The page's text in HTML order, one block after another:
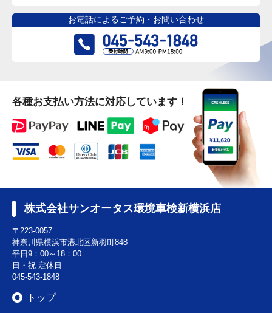
お電話によるご予約・お問い合わせ
各種お支払い方法に対応しています！
株式会社サンオータス環境車検新横浜店
〒223-0057
神奈川県横浜市港北区新羽町848
平日9：00～18：00
日・祝 定休日
045-543-1848
トップ